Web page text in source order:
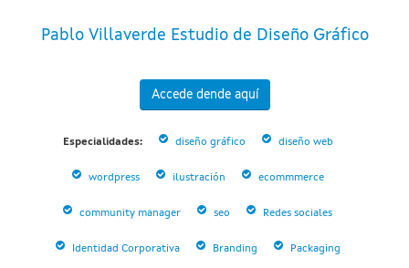
Pablo Villaverde Estudio de Diseño Gráfico
Accede dende aquí
Especialidades: diseño gráfico diseño web
wordpress ilustración ecommmerce
community manager seo Redes sociales
Identidad Corporativa Branding Packaging